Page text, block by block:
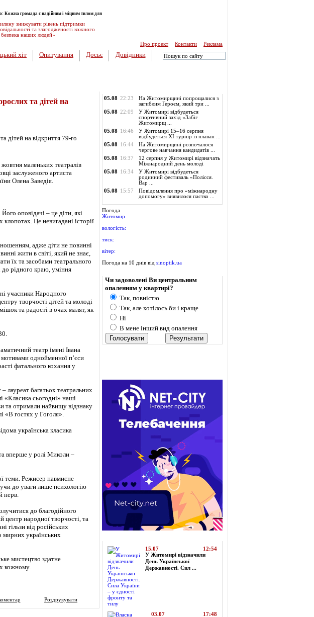
Кожна громада є надійним і міцним тилом для
знижувати рівень підтримки
та злагодженості кожного
безпека наших людей»
Про проект
Контакти Реклама
хіт Опитування Досьє Довідники
та дітей на
маленьких театралів
заслуженого артиста
Олена Заведія.
оповідачі – це діти, які
клопотах. Це невигадані історії
адже діти не повинні
жити в світі, який не знає,
їх та засобами театрального
до рідного краю, уміння
учасники Народного
творчості дітей та молоді
та радості в очах малят, як
театр імені Івана
однойменної п’єси
фатального кохання у
лауреат багатьох театральних
«Класика сьогодні» наші
та отримали найвищу відзнаку
«В гостях у Гоголя».
українська класика
вперше у ролі Миколи –
теми. Режисер навмисне
до уваги лише психологію
нерв.
до благодійного
центр народної творчості, та
гільзи від російських
мирних українських
мистецтво здатне
кожному.
Роздрукувати
05.08 22:23
На Житомирщині попрощалися з
загиблим Героєм, який три ...
05.08 22:09
У Житомирі відбудеться
спортивний захід «Забіг
Житомирщ ...
05.08 16:46
У Житомирі 15–16 серпня
відбудеться XI турнір із плаван ...
05.08 16:44
На Житомирщині розпочалося
чергове навчання кандидатів ...
05.08 16:37
12 серпня у Житомирі відзначать
Міжнародний день молоді
05.08 16:34
У Житомирі відбудеться
родинний фестиваль «Полісся.
Вар ...
05.08 15:57
Повідомлення про «міжнародну
допомогу» виявилося пастко ...
Погода
Житомир
вологість:
тиск:
вітер:
Погода на 10 днів від sinoptik.ua
Чи задоволені Ви центральним
опаленням у квартирі?
Так, повністю
Так, але хотілось би і краще
Ні
В мене інший вид опалення
15.07
12:54
У Житомирі відзначили
День Української
Державності. Сил ...
03.07
17:48